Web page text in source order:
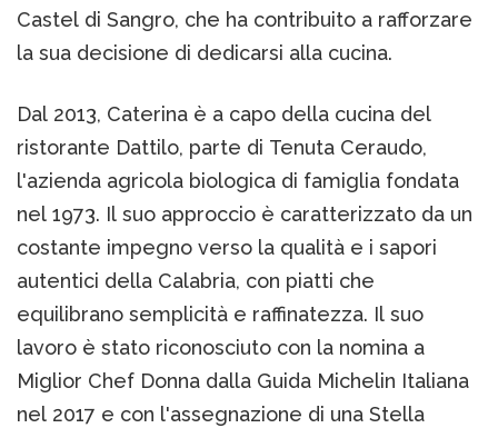
Castel di Sangro, che ha contribuito a rafforzare
la sua decisione di dedicarsi alla cucina.
Dal 2013, Caterina è a capo della cucina del
ristorante Dattilo, parte di Tenuta Ceraudo,
l'azienda agricola biologica di famiglia fondata
nel 1973. Il suo approccio è caratterizzato da un
costante impegno verso la qualità e i sapori
autentici della Calabria, con piatti che
equilibrano semplicità e raffinatezza. Il suo
lavoro è stato riconosciuto con la nomina a
Miglior Chef Donna dalla Guida Michelin Italiana
nel 2017 e con l'assegnazione di una Stella